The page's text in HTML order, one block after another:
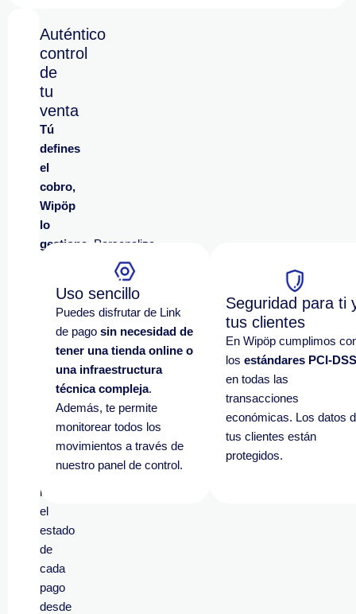
Auténtico
control
de
tu
venta
Tú
defines
el
cobro,
Wipöp
lo
gestiona . Personaliza
concepto
fecha
vencimiento. Además,
consulta
tiempo
real
el
estado
de
cada
pago
desde
Uso sencillo
Puedes disfrutar de Link
de pago sin necesidad de
tener una tienda online o
una infraestructura
técnica compleja.
Además, te permite
monitorear todos los
movimientos a través de
nuestro panel de control.
Seguridad para ti
tus clientes
En Wipöp cumplimos
los estándares PCI-DSS
en todas las
transacciones
económicas. Los datos
tus clientes están
protegidos.